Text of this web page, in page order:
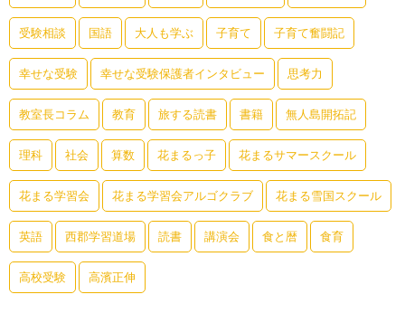
受験相談 国語 大人も学ぶ 子育て 子育て奮闘記
幸せな受験 幸せな受験保護者インタビュー 思考力
教室長コラム 教育 旅する読書 書籍 無人島開拓記
理科 社会 算数 花まるっ子 花まるサマースクール
花まる学習会 花まる学習会アルゴクラブ 花まる雪国スクール
英語 西郡学習道場 読書 講演会 食と暦 食育
高校受験 高濱正伸